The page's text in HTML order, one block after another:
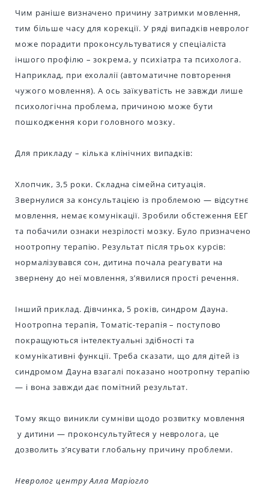
Чим раніше визначено причину затримки мовлення,
тим більше часу для корекції. У ряді випадків невролог
може порадити проконсультуватися у спеціаліста
іншого профілю – зокрема, у психіатра та психолога.
Наприклад, при ехолалії (автоматичне повторення
чужого мовлення). А ось заїкуватість не завжди лише
психологічна проблема, причиною може бути
пошкодження кори головного мозку.
Для прикладу – кілька клінічних випадків:
Хлопчик, 3,5 роки. Складна сімейна ситуація.
Звернулися за консультацією із проблемою — відсутнє
мовлення, немає комунікації. Зробили обстеження ЕЕГ
та побачили ознаки незрілості мозку. Було призначено
ноотропну терапію. Результат після трьох курсів:
нормалізувався сон, дитина почала реагувати на
звернену до неї мовлення, з’явилися прості речення.
Інший приклад. Дівчинка, 5 років, синдром Дауна.
Ноотропна терапія, Томатіс-терапія – поступово
покращуються інтелектуальні здібності та
комунікативні функції. Треба сказати, що для дітей із
синдромом Дауна взагалі показано ноотропну терапію
— і вона завжди дає помітний результат.
Тому якщо виникли сумніви щодо розвитку мовлення
у дитини — проконсультуйтеся у невролога, це
дозволить з’ясувати глобальну причину проблеми.
Невролог центру Алла Маріогло